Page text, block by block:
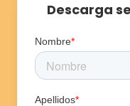
Descarga
Nombre*
Apellidos*